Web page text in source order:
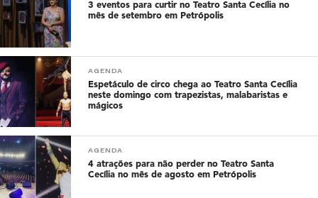
3 eventos para curtir no Teatro Santa Cecília no
mês de setembro em Petrópolis
AGENDA
Espetáculo de circo chega ao Teatro Santa Cecília
neste domingo com trapezistas, malabaristas e
mágicos
AGENDA
4 atrações para não perder no Teatro Santa
Cecília no mês de agosto em Petrópolis